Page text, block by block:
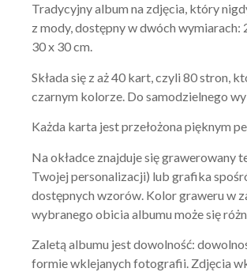
Tradycyjny album na zdjęcia, który
z mody, dostępny w dwóch wymiarach:
30 x 30 cm.
Składa się z aż 40 kart, czyli 80 stron,
czarnym kolorze. Do samodzielnego
Każda karta jest przełożona pięknym
Na okładce znajduje się grawerowany
Twojej personalizacji) lub grafika
dostępnych wzorów. Kolor graweru w
wybranego obicia albumu może się
Zaletą albumu jest dowolność:
formie wklejanych fotografii. Zdjęcia